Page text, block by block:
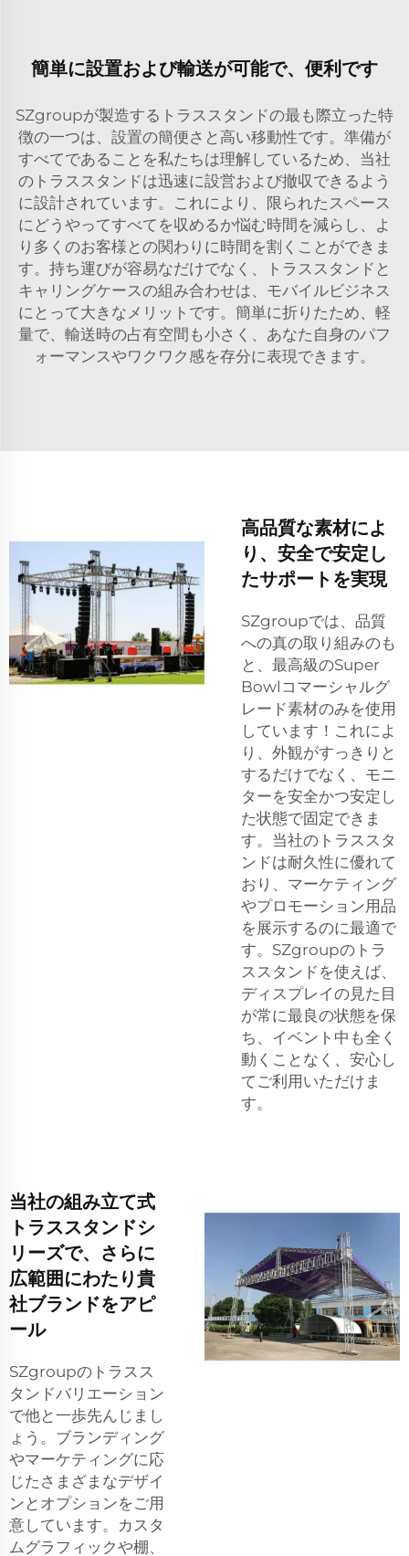
簡単に設置および輸送が可能で、便利です
SZgroupが製造するトラススタンドの最も際立った特
徴の一つは、設置の簡便さと高い移動性です。準備が
すべてであることを私たちは理解しているため、当社
のトラススタンドは迅速に設営および撤収できるよう
に設計されています。これにより、限られたスペース
にどうやってすべてを収めるか悩む時間を減らし、よ
り多くのお客様との関わりに時間を割くことができま
す。持ち運びが容易なだけでなく、トラススタンドと
キャリングケースの組み合わせは、モバイルビジネス
にとって大きなメリットです。簡単に折りたため、軽
量で、輸送時の占有空間も小さく、あなた自身のパフ
ォーマンスやワクワク感を存分に表現できます。
高品質な素材によ
り、安全で安定し
たサポートを実現
SZgroupでは、品質
への真の取り組みのも
と、最高級のSuper
Bowlコマーシャルグ
レード素材のみを使用
しています！これによ
り、外観がすっきりと
するだけでなく、モニ
ターを安全かつ安定し
た状態で固定できま
す。当社のトラススタ
ンドは耐久性に優れて
おり、マーケティング
やプロモーション用品
を展示するのに最適で
す。SZgroupのトラ
ススタンドを使えば、
ディスプレイの見た目
が常に最良の状態を保
ち、イベント中も全く
動くことなく、安心し
てご利用いただけま
す。
当社の組み立て式
トラススタンドシ
リーズで、さらに
広範囲にわたり貴
社ブランドをアピ
ール
SZgroupのトラスス
タンドバリエーション
で他と一歩先んじまし
ょう。ブランディング
やマーケティングに応
じたさまざまなデザイ
ンとオプションをご用
意しています。カスタ
ムグラフィックや棚、